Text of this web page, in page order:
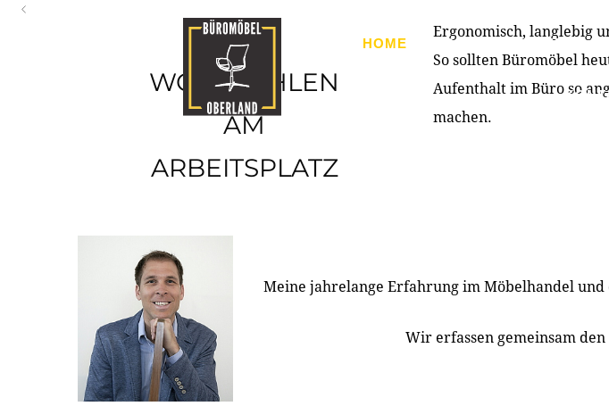
HOME PRODUKTE ÜBER
WOHLFÜHLEN
AM
ARBEITSPLATZ
Ergonomisch, langlebig
So sollten Büromöbel
Aufenthalt im Büro so
machen.
Meine jahrelange Erfahrung im Möbelhandel
Wir erfassen gemeinsam